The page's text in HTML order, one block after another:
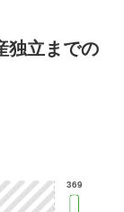
独立までの